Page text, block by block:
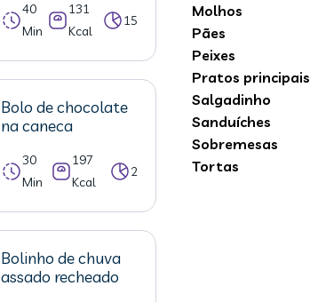
40
Min
131
Kcal
15
Bolo de chocolate
na caneca
30
Min
197
Kcal
2
Bolinho de chuva
assado recheado
Molhos
Pães
Peixes
Pratos principais
Salgadinho
Sanduíches
Sobremesas
Tortas